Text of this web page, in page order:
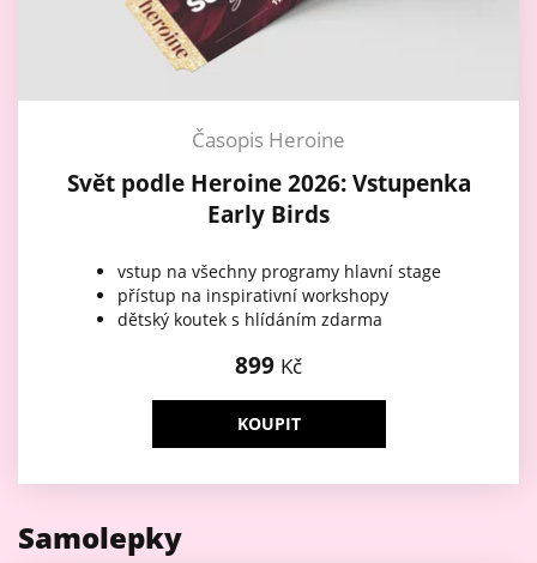
Časopis Heroine
Svět podle Heroine 2026: Vstupenka
Early Birds
vstup na všechny programy hlavní stage
přístup na inspirativní workshopy
dětský koutek s hlídáním zdarma
899 Kč
KOUPIT
Samolepky